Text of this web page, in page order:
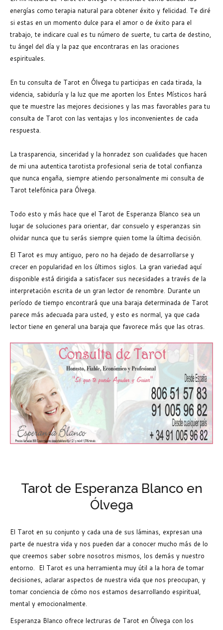
energías como terapia natural para obtener éxito y felicidad. Te diré
si estas en un momento dulce para el amor o de éxito para el
trabajo, te indicare cual es tu número de suerte, tu carta de destino,
tu ángel del día y la paz que encontraras en las oraciones
espirituales.
En tu consulta de Tarot en Ólvega tu participas en cada tirada, la
videncia, sabiduría y la luz que me aporten los Entes Místicos hará
que te muestre las mejores decisiones y las mas favorables para tu
consulta de Tarot con las ventajas y los inconvenientes de cada
respuesta.
La trasparencia, sinceridad y la honradez son cualidades que hacen
de mi una autentica tarotista profesional seria de total confianza
que nunca engaña, siempre atiendo personalmente mi consulta de
Tarot telefónica para Ólvega.
Todo esto y más hace que el Tarot de Esperanza Blanco sea un
lugar de soluciones para orientar, dar consuelo y esperanzas sin
olvidar nunca que tu serás siempre quien tome la última decisión.
El Tarot es muy antiguo, pero no ha dejado de desarrollarse y
crecer en popularidad en los últimos siglos. La gran variedad aquí
disponible está dirigida a satisfacer sus necesidades a través de la
interpretación escrita de un gran lector de renombre. Durante un
período de tiempo encontrará que una baraja determinada de Tarot
parece más adecuada para usted, y esto es normal, ya que cada
lector tiene en general una baraja que favorece más que las otras.
Tarot de Esperanza Blanco en
Ólvega
El Tarot en su conjunto y cada una de sus láminas, expresan una
parte de nuestra vida y nos pueden dar a conocer mucho más de lo
que creemos saber sobre nosotros mismos, los demás y nuestro
entorno. El Tarot es una herramienta muy útil a la hora de tomar
decisiones, aclarar aspectos de nuestra vida que nos preocupan, y
tomar conciencia de cómo nos estamos desarrollando espiritual,
mental y emocionalmente.
Esperanza Blanco ofrece lectruras de Tarot en Ólvega con los